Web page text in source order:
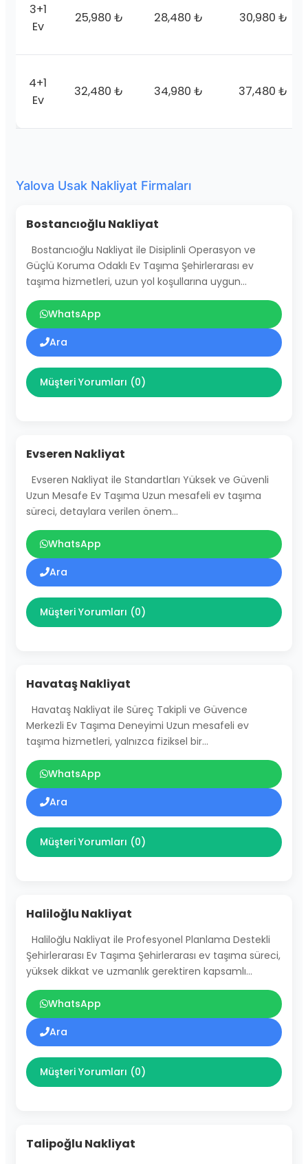
3+1
Ev
25,980 ₺ 28,480 ₺ 30,980 ₺
4+1
Ev
32,480 ₺ 34,980 ₺ 37,480 ₺
Yalova Usak Nakliyat Firmaları
Bostancıoğlu Nakliyat
Bostancıoğlu Nakliyat ile Disiplinli Operasyon ve
Güçlü Koruma Odaklı Ev Taşıma Şehirlerarası ev
taşıma hizmetleri, uzun yol koşullarına uygun…
WhatsApp
Ara
Müşteri Yorumları (0)
Evseren Nakliyat
Evseren Nakliyat ile Standartları Yüksek ve Güvenli
Uzun Mesafe Ev Taşıma Uzun mesafeli ev taşıma
süreci, detaylara verilen önem…
WhatsApp
Ara
Müşteri Yorumları (0)
Havataş Nakliyat
Havataş Nakliyat ile Süreç Takipli ve Güvence
Merkezli Ev Taşıma Deneyimi Uzun mesafeli ev
taşıma hizmetleri, yalnızca fiziksel bir…
WhatsApp
Ara
Müşteri Yorumları (0)
Haliloğlu Nakliyat
Haliloğlu Nakliyat ile Profesyonel Planlama Destekli
Şehirlerarası Ev Taşıma Şehirlerarası ev taşıma süreci,
yüksek dikkat ve uzmanlık gerektiren kapsamlı…
WhatsApp
Ara
Müşteri Yorumları (0)
Talipoğlu Nakliyat